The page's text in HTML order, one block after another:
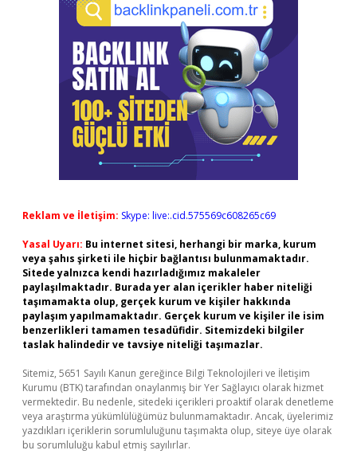
Reklam ve İletişim: Skype: live:.cid.575569c608265c69
Yasal Uyarı: Bu internet sitesi, herhangi bir marka, kurum
veya şahıs şirketi ile hiçbir bağlantısı bulunmamaktadır.
Sitede yalnızca kendi hazırladığımız makaleler
paylaşılmaktadır. Burada yer alan içerikler haber niteliği
taşımamakta olup, gerçek kurum ve kişiler hakkında
paylaşım yapılmamaktadır. Gerçek kurum ve kişiler ile isim
benzerlikleri tamamen tesadüfidir. Sitemizdeki bilgiler
taslak halindedir ve tavsiye niteliği taşımazlar.
Sitemiz, 5651 Sayılı Kanun gereğince Bilgi Teknolojileri ve İletişim
Kurumu (BTK) tarafından onaylanmış bir Yer Sağlayıcı olarak hizmet
vermektedir. Bu nedenle, sitedeki içerikleri proaktif olarak denetleme
veya araştırma yükümlülüğümüz bulunmamaktadır. Ancak, üyelerimiz
yazdıkları içeriklerin sorumluluğunu taşımakta olup, siteye üye olarak
bu sorumluluğu kabul etmiş sayılırlar.